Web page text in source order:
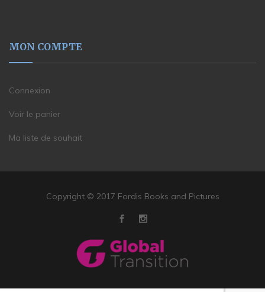
MON COMPTE
Connexion
Voir le panier
Ma liste de souhait
Copyright © 2017 Fordis Books and Pictures